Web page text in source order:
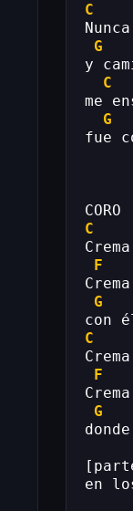
C
G
y
C
me
G
fue
CORO
C
F
G
con
C
F
G
en